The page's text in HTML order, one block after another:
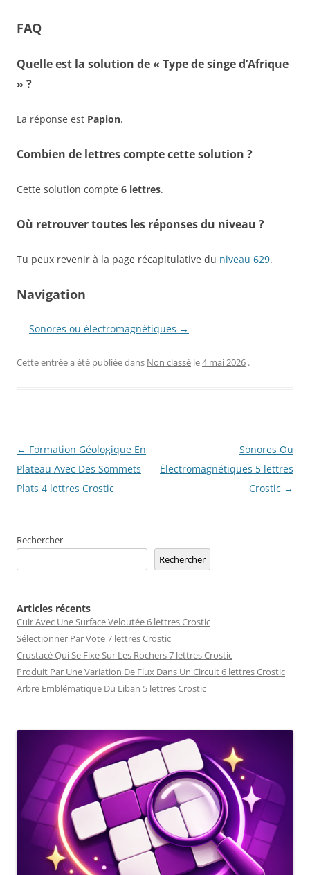
FAQ
Quelle est la solution de « Type de singe d’Afrique
» ?
La réponse est Papion.
Combien de lettres compte cette solution ?
Cette solution compte 6 lettres.
Où retrouver toutes les réponses du niveau ?
Tu peux revenir à la page récapitulative du niveau 629.
Navigation
Sonores ou électromagnétiques →
Cette entrée a été publiée dans Non classé le4 mai 2026 .
Navigation
des
articles
← Formation Géologique En
Plateau Avec Des Sommets
Plats 4 lettres Crostic
Sonores Ou
Électromagnétiques 5 lettres
Crostic →
Rechercher
Rechercher
Articles récents
Cuir Avec Une Surface Veloutée 6 lettres Crostic
Sélectionner Par Vote 7 lettres Crostic
Crustacé Qui Se Fixe Sur Les Rochers 7 lettres Crostic
Produit Par Une Variation De Flux Dans Un Circuit 6 lettres Crostic
Arbre Emblématique Du Liban 5 lettres Crostic